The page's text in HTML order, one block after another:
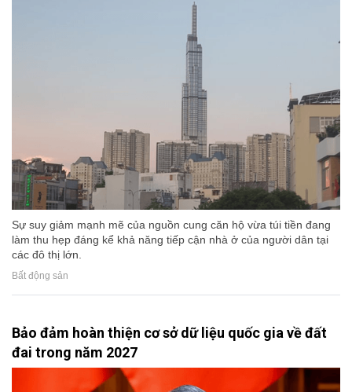
Sự suy giảm mạnh mẽ của nguồn cung căn hộ vừa túi tiền đang
làm thu hẹp đáng kể khả năng tiếp cận nhà ở của người dân tại
các đô thị lớn.
Bất động sản
Bảo đảm hoàn thiện cơ sở dữ liệu quốc gia về đất
đai trong năm 2027